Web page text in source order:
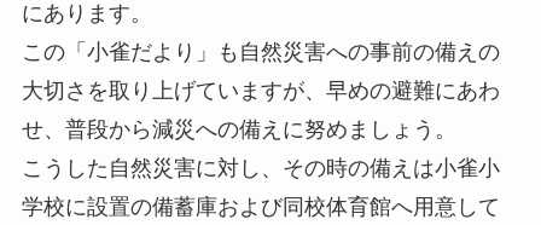
にあります。
この「小雀だより」も自然災害への事前の備えの
大切さを取り上げていますが、早めの避難にあわ
せ、普段から減災への備えに努めましょう。
こうした自然災害に対し、その時の備えは小雀小
学校に設置の備蓄庫および同校体育館へ用意して